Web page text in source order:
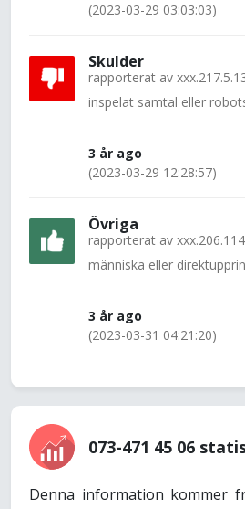
(2023-03-29 03:03:03)
Skulder
rapporterat av
inspelat samtal eller
3 år ago
(2023-03-29 12:28:57)
Övriga
rapporterat av
människa eller
3 år ago
(2023-03-31 04:21:20)
073-471 45 06
Denna information kommer